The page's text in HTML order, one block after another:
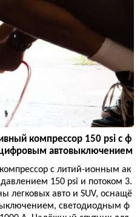
компрессор 150 psi с ф
автовыключением
с литий-ионным ак
150 psi и потоком 3.
легковых авто и SUV, оснащё
светодиодным ф